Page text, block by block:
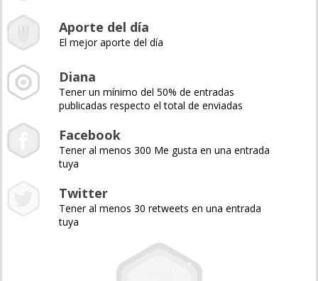
Aporte del día
El mejor aporte del día
Diana
Tener un mínimo del 50% de entradas
publicadas respecto el total de enviadas
Facebook
Tener al menos 300 Me gusta en una entrada
tuya
Twitter
Tener al menos 30 retweets en una entrada
tuya